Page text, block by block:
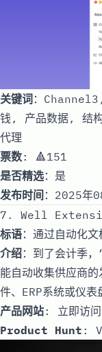
关键词：
钱, 产品数据, 结
代理
票数: 🔺151
是否精选：是
发布时间 ：2025年
7. Well
标语：通过自动化文
介绍：到了会计季
能自动收集供应商
件、ERP系统或仪表
产品网站: 立即访问
Product Hunt :